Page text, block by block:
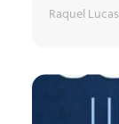
Raquel Lucas